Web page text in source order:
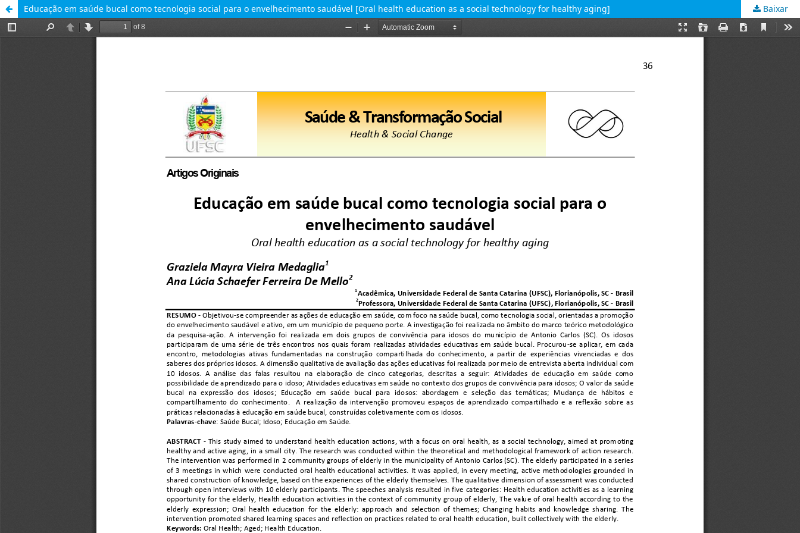
Educação em saúde bucal como tecnologia social para o envelhecimento saudável [Oral health education as a social technology for healthy aging] Baixar